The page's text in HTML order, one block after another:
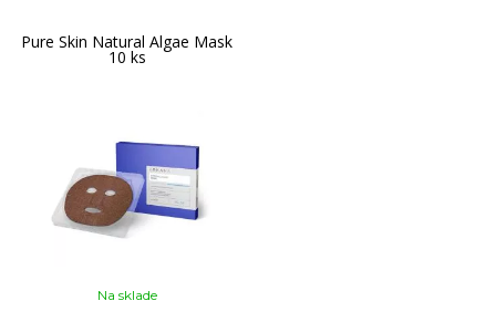
Pure Skin Natural Algae Mask
10 ks
Na sklade